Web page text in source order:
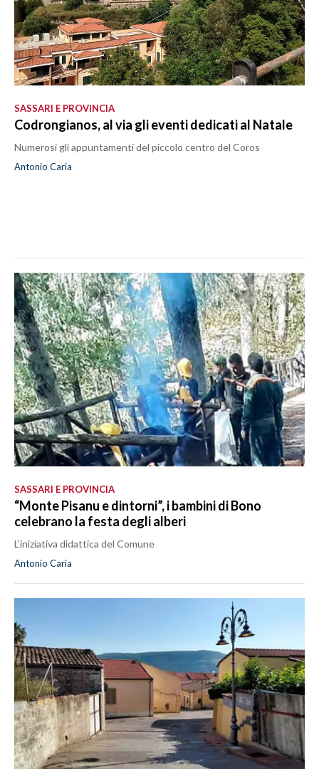
SASSARI E PROVINCIA
Codrongianos, al via gli eventi dedicati al Natale
Numerosi gli appuntamenti del piccolo centro del Coros
Antonio Caria
SASSARI E PROVINCIA
“Monte Pisanu e dintorni”, i bambini di Bono
celebrano la festa degli alberi
L’iniziativa didattica del Comune
Antonio Caria